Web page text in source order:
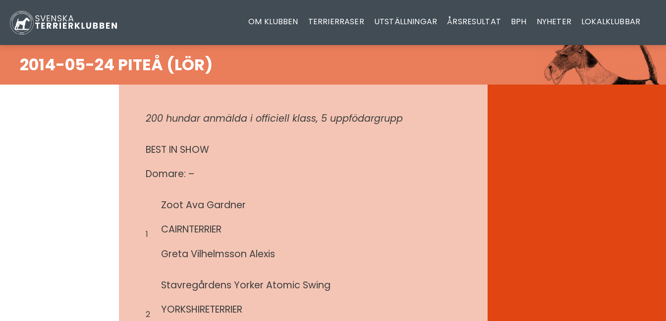
OM KLUBBEN TERRIERRASER UTSTÄLLNINGAR ÅRSRESULTAT BPH NYHETER LOKALKLUBBAR
2014-05-24 PITEÅ (LÖR)
200 hundar anmälda i officiell klass, 5 uppfödargrupp
BEST IN SHOW
Domare: –
1
Zoot Ava Gardner
CAIRNTERRIER
Greta Vilhelmsson Alexis
2
Stavregårdens Yorker Atomic Swing
YORKSHIRETERRIER